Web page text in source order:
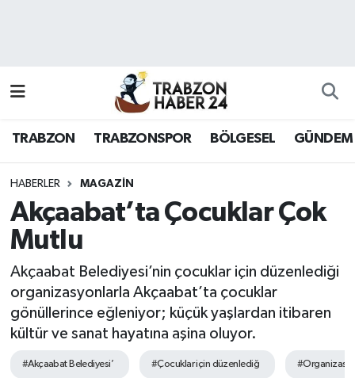
TRABZON TRABZONSPOR BÖLGESEL GÜNDEM
HABERLER MAGAZİN
Akçaabat’ta Çocuklar Çok
Mutlu
Akçaabat Belediyesi’nin çocuklar için düzenlediği
organizasyonlarla Akçaabat’ta çocuklar
gönüllerince eğleniyor; küçük yaşlardan itibaren
kültür ve sanat hayatına aşina oluyor.
#Akçaabat Belediyesi’ #Çocuklar için düzenlediğ
Hava Durumu
Namaz Vakitleri
Trafik Durumu
Süper Lig Puan Durumu ve Fikstür
Son Dakika Haberleri
Haber Arşivi